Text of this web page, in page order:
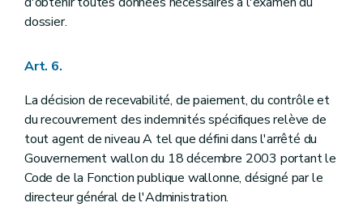
dossier.
Art. 6.
La décision de recevabilité, de paiement, du contrôle et
du recouvrement des indemnités spécifiques relève de
tout agent de niveau A tel que défini dans l'arrêté du
Gouvernement wallon du 18 décembre 2003 portant le
Code de la Fonction publique wallonne, désigné par le
directeur général de l'Administration.